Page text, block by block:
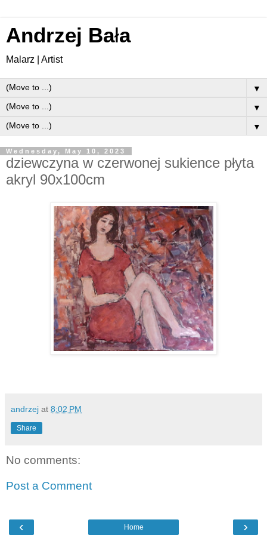
Andrzej Bała
Malarz | Artist
▼
▼
▼
Wednesday, May 10, 2023
dziewczyna w czerwonej sukience płyta
akryl 90x100cm
andrzej at 8:02 PM
Share
No comments:
Post a Comment
‹ ›
Home